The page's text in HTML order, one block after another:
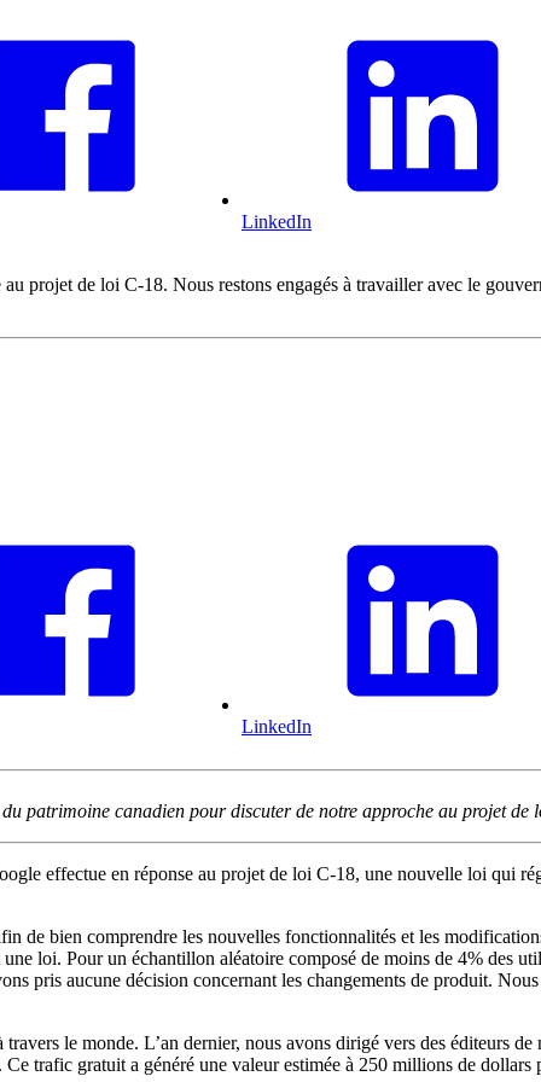
LinkedIn
projet de loi C-18. Nous restons engagés à travailler avec le
LinkedIn
patrimoine canadien pour discuter de notre approche au projet de
effectue en réponse au projet de loi C-18, une nouvelle loi qui
de bien comprendre les nouvelles fonctionnalités et les
loi. Pour un échantillon aléatoire composé de moins de 4% des
pris aucune décision concernant les changements de produit.
le monde. L’an dernier, nous avons dirigé vers des éditeurs
trafic gratuit a généré une valeur estimée à 250 millions de dollars